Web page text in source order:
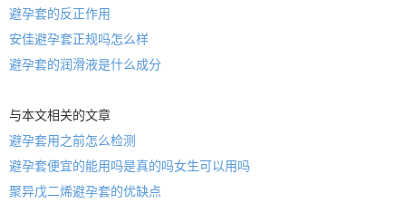
避孕套的反正作用
安佳避孕套正规吗怎么样
避孕套的润滑液是什么成分
与本文相关的文章
避孕套用之前怎么检测
避孕套便宜的能用吗是真的吗女生可以用吗
聚异戊二烯避孕套的优缺点